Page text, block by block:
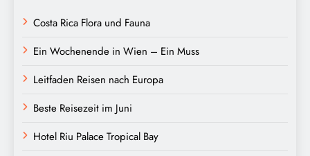
Costa Rica Flora und Fauna
Ein Wochenende in Wien – Ein Muss
Leitfaden Reisen nach Europa
Beste Reisezeit im Juni
Hotel Riu Palace Tropical Bay